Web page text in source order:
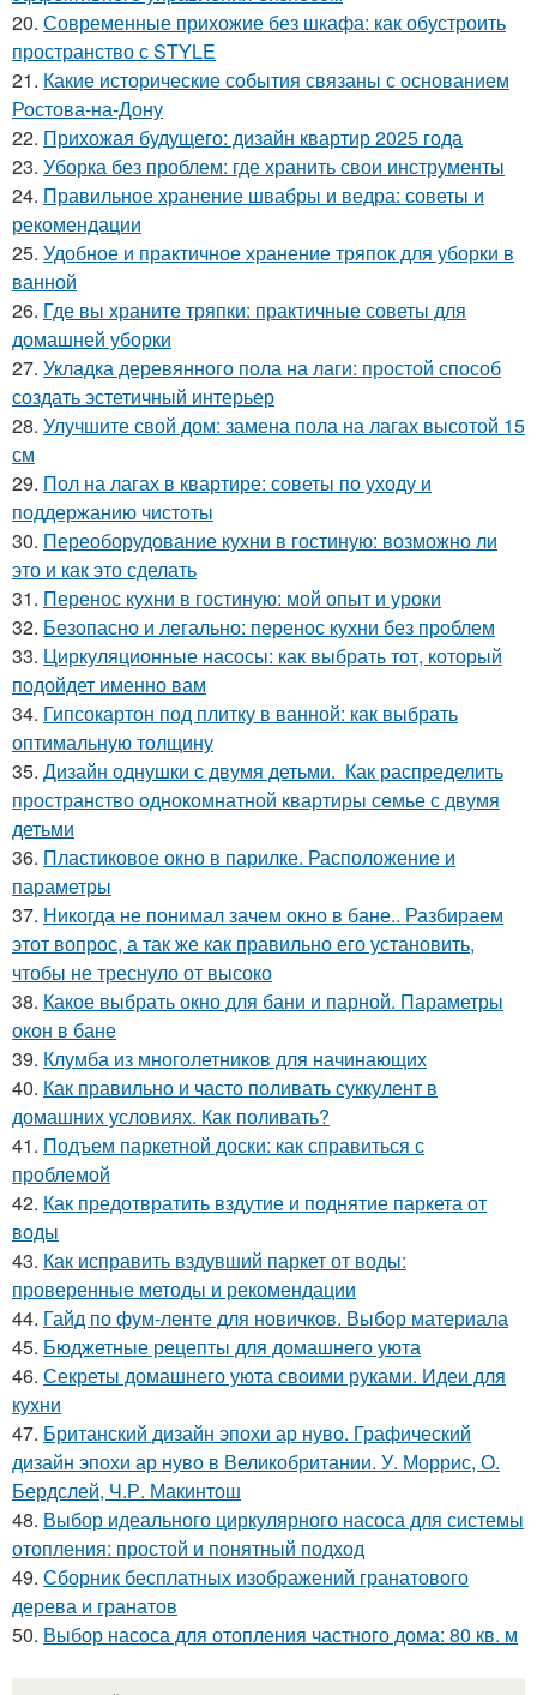
20. Современные прихожие без шкафа: как обустроить
пространство с STYLE
21. Какие исторические события связаны с основанием
Ростова-на-Дону
22. Прихожая будущего: дизайн квартир 2025 года
23. Уборка без проблем: где хранить свои инструменты
24. Правильное хранение швабры и ведра: советы и
рекомендации
25. Удобное и практичное хранение тряпок для уборки в
ванной
26. Где вы храните тряпки: практичные советы для
домашней уборки
27. Укладка деревянного пола на лаги: простой способ
создать эстетичный интерьер
28. Улучшите свой дом: замена пола на лагах высотой 15
см
29. Пол на лагах в квартире: советы по уходу и
поддержанию чистоты
30. Переоборудование кухни в гостиную: возможно ли
это и как это сделать
31. Перенос кухни в гостиную: мой опыт и уроки
32. Безопасно и легально: перенос кухни без проблем
33. Циркуляционные насосы: как выбрать тот, который
подойдет именно вам
34. Гипсокартон под плитку в ванной: как выбрать
оптимальную толщину
35. Дизайн однушки с двумя детьми. Как распределить
пространство однокомнатной квартиры семье с двумя
детьми
36. Пластиковое окно в парилке. Расположение и
параметры
37. Никогда не понимал зачем окно в бане.. Разбираем
этот вопрос, а так же как правильно его установить,
чтобы не треснуло от высоко
38. Какое выбрать окно для бани и парной. Параметры
окон в бане
39. Клумба из многолетников для начинающих
40. Как правильно и часто поливать суккулент в
домашних условиях. Как поливать?
41. Подъем паркетной доски: как справиться с
проблемой
42. Как предотвратить вздутие и поднятие паркета от
воды
43. Как исправить вздувший паркет от воды:
проверенные методы и рекомендации
44. Гайд по фум-ленте для новичков. Выбор материала
45. Бюджетные рецепты для домашнего уюта
46. Секреты домашнего уюта своими руками. Идеи для
кухни
47. Британский дизайн эпохи ар нуво. Графический
дизайн эпохи ар нуво в Великобритании. У. Моррис, О.
Бердслей, Ч.Р. Макинтош
48. Выбор идеального циркулярного насоса для системы
отопления: простой и понятный подход
49. Сборник бесплатных изображений гранатового
дерева и гранатов
50. Выбор насоса для отопления частного дома: 80 кв. м